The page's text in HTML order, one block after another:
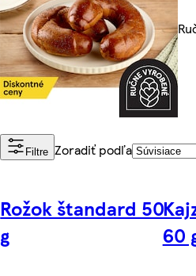
Filtre Zoradiť podľa
Rožok štandard 50
g
60